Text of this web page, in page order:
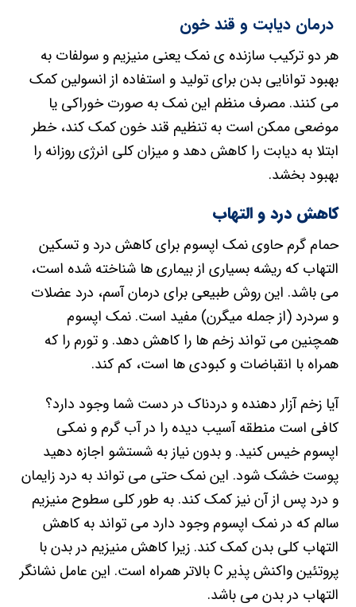
درمان دیابت و قند خون
هر دو ترکیب سازنده ی نمک یعنی منیزیم و سولفات به
بهبود توانایی بدن برای تولید و استفاده از انسولین کمک
می کنند. مصرف منظم این نمک به صورت خوراکی یا
موضعی ممکن است به تنظیم قند خون کمک کند، خطر
ابتلا به دیابت را کاهش دهد و میزان کلی انرژی روزانه را
بهبود بخشد.
کاهش درد و التهاب
حمام گرم حاوی نمک اپسوم برای کاهش درد و تسکین
التهاب که ریشه بسیاری از بیماری ها شناخته شده است،
می باشد. این روش طبیعی برای درمان آسم، درد عضلات
و سردرد (از جمله میگرن) مفید است. نمک اپسوم
همچنین می تواند زخم ها را کاهش دهد. و تورم را که
همراه با انقباضات و کبودی ها است، کم کند.
آیا زخم آزار دهنده و دردناک در دست شما وجود دارد؟
کافی است منطقه آسیب دیده را در آب گرم و نمکی
اپسوم خیس کنید. و بدون نیاز به شستشو اجازه دهید
پوست خشک شود. این نمک حتی می تواند به درد زایمان
و درد پس از آن نیز کمک کند. به طور کلی سطوح منیزیم
سالم که در نمک اپسوم وجود دارد می تواند به کاهش
التهاب کلی بدن کمک کند. زیرا کاهش منیزیم در بدن با
پروتئین واکنش پذیر C بالاتر همراه است. این عامل نشانگر
التهاب در بدن می باشد.